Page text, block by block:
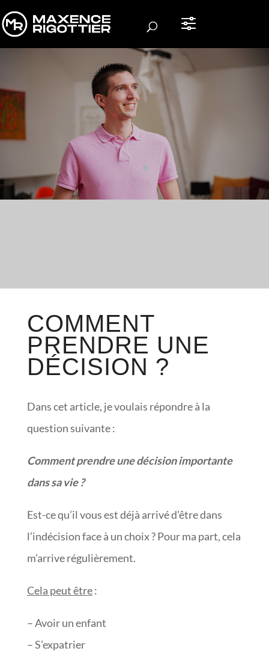
COMMENT
PRENDRE UNE
DÉCISION ?
Dans cet article, je voulais répondre à la
question suivante :
Comment prendre une décision importante
dans sa vie ?
Est-ce qu’il vous est déjà arrivé d’être dans
l’indécision face à un choix ? Pour ma part, cela
m’arrive régulièrement.
Cela peut être:
– Avoir un enfant
– S’expatrier